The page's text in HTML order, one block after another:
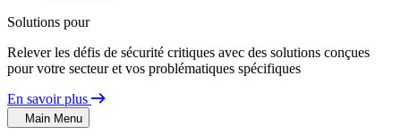
Solutions pour
Relever les défis de sécurité critiques avec des solutions conçues
pour votre secteur et vos problématiques spécifiques
En savoir plus
Main Menu